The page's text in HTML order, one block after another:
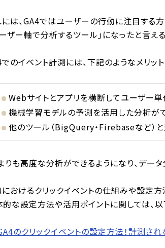
は、GA4ではユーザーの行動に注目する
ザー軸で分析するツール」になったと言える
のイベント計測には、下記のようなメリット
Webサイトとアプリを横断してユーザー
機械学習モデルの予測を活用した分析が
他のツール（BigQuery・Firebaseなど）
りも高度な分析ができるようになり、デー
おけるクリックイベントの仕組みや設定
な設定方法や活用ポイントに関しては、
のクリックイベントの設定方法！計測され